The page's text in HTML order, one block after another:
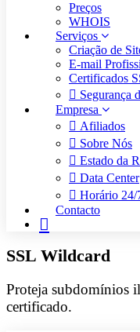
Preços
WHOIS
Serviços
Criação de
E-mail
Certificados
Segurança
Empresa
Afiliados
Sobre Nós
Estado da
Data Center
Horário 24/
Contacto
SSL Wildcard
Proteja subdomínios
certificado.